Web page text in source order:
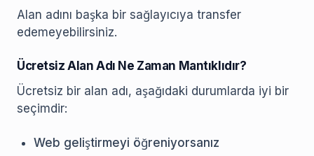
Alan adını başka bir sağlayıcıya transfer
edemeyebilirsiniz.
Ücretsiz Alan Adı Ne Zaman Mantıklıdır?
Ücretsiz bir alan adı, aşağıdaki durumlarda iyi bir
seçimdir:
Web geliştirmeyi öğreniyorsanız